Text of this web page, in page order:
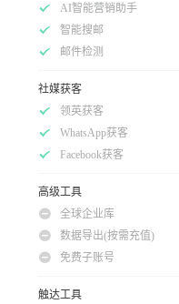
AI智能营销助手
智能搜邮
邮件检测
社媒获客
领英获客
WhatsApp获客
Facebook获客
高级工具
全球企业库
数据导出(按需充值)
免费子账号
触达工具